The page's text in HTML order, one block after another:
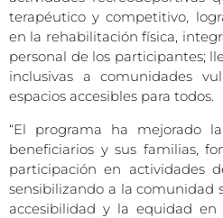
terapéutico y competitivo,
en la rehabilitación física,
personal de los participantes;
inclusivas a comunidades
espacios accesibles para todos.
“El programa ha mejorado
beneficiarios y sus familias,
participación en actividades
sensibilizando a la comunidad
accesibilidad y la equidad